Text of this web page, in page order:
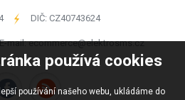
používá cookies
používání našeho webu, ukládáme do
- DIČ: CZ40743624
mail:ecommerce@elektrosms.cz